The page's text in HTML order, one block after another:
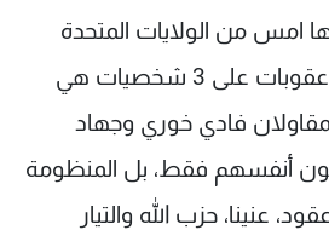
امس من الولايات المتحدة
الاميركية التي فرضت عقوبات على 3 شخصيات هي
فادي خوري وجهاد
أنفسهم فقط، بل المنظومة
عنينا، حزب الله والتيار